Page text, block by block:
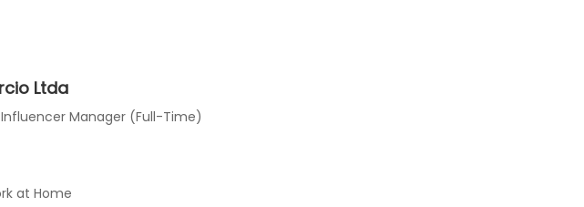
Ltda
Manager (Full-Time)
at Home